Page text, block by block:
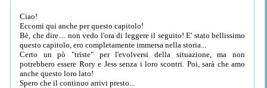
Ciao!
Eccomi qui anche per questo capitolo!
Bè, che dire.... non vedo l'ora di leggere il seguito! E' stato bellissimo
questo capitolo, ero completamente immersa nella storia...
Certo un pò "triste" per l'evolversi della situazione, ma non
potrebbero essere Rory e Jess senza i loro scontri. Poi, sarà che amo
anche questo loro lato!
Spero che il continuo arrivi presto...